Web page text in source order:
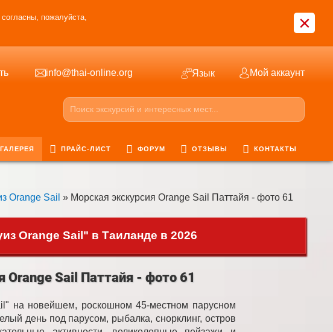
пожалуйста,
×
info@thai-online.org Язык Мой аккаунт
ГАЛЕРЕЯ ПРАЙС-ЛИСТ ФОРУМ ОТЗЫВЫ КОНТАКТЫ
Orange Sail » Морская экскурсия Orange Sail Паттайя - фото 61
Orange Sail" в Таиланде в 2026
Orange Sail Паттайя - фото 61
на новейшем, роскошном 45-местном парусном
день под парусом, рыбалка, снорклинг, остров